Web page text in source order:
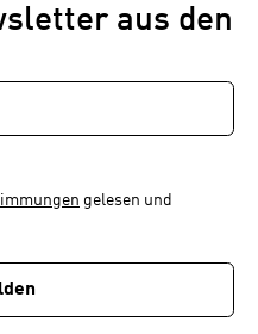
aus den
gelesen und